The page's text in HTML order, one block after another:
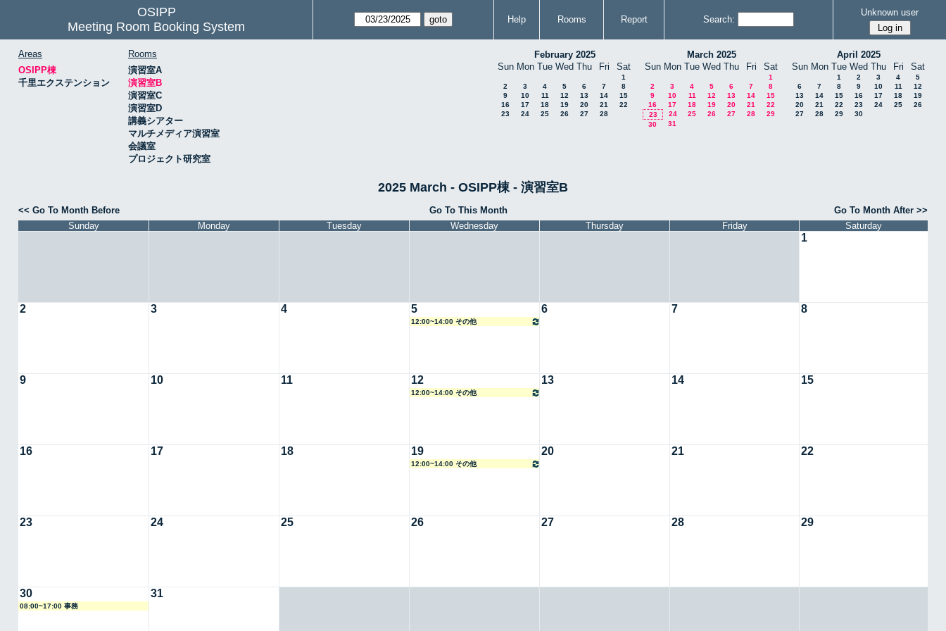
OSIPP
Meeting Room Booking System
Help Rooms Report Search:
Unknown user
Areas
OSIPP棟
千里エクステンション
Rooms
演習室A
演習室B
演習室C
演習室D
講義シアター
マルチメディア演習室
会議室
プロジェクト研究室
February 2025
Sun Mon Tue Wed Thu Fri Sat
1
2
3 4 5 6 7
8
9
10 11 12 13 14
15
16
17 18 19 20 21
22
23
24 25 26 27 28
March 2025
Sun Mon Tue Wed Thu Fri Sat
1
2
3 4 5 6 7
8
9
10 11 12 13 14
15
16
17 18 19 20 21
22
23
24 25 26 27 28
29
30
31
April 2025
Sun Mon Tue Wed Thu Fri Sat
1 2 3 4
5
6
7 8 9 10 11
12
13
14 15 16 17 18
19
20
21 22 23 24 25
26
27
28 29 30
2025 March - OSIPP棟 - 演習室B
<< Go To Month Before Go To This Month
Go To Month After >>
Sunday
Monday Tuesday Wednesday Thursday Friday Saturday
1
2 3 4 5
12:00~14:00 その他
6 7 8
9 10 11 12
12:00~14:00 その他
13 14 15
16 17 18 19
12:00~14:00 その他
20 21 22
23 24 25 26 27 28 29
30
08:00~17:00 事務
31